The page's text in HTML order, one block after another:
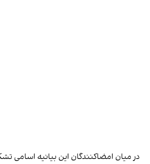
در میان امضاکنندگان این بیانیه اسامی